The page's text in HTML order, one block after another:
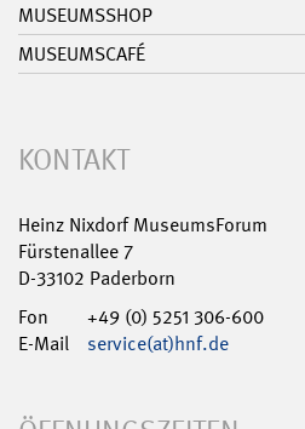
MUSEUMSSHOP
MUSEUMSCAFÉ
KONTAKT
Heinz Nixdorf MuseumsForum
Fürstenallee 7
D-33102 Paderborn
Fon
+49 (0) 5251 306-600
E-Mail
service(at)hnf.de